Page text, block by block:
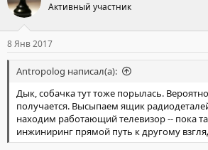
Активный участник
8 Янв 2017
Antropolog написал(а):
Дык, собачка тут тоже порылась.
получается. Высыпаем ящик
находим работающий телевизор -- пока
инжиниринг прямой путь к другому